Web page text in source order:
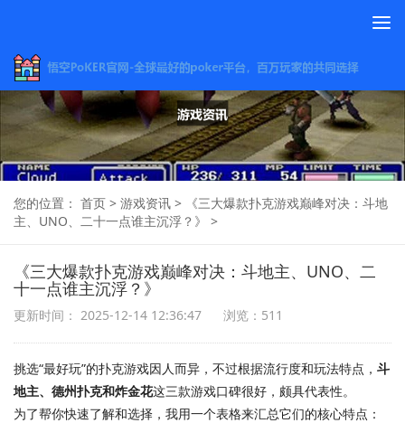
您的位置： 首页 > 游戏资讯 >
《三大爆款扑克游戏巅峰对决：斗地
主、UNO、二十一点谁主沉浮？》
>
《三大爆款扑克游戏巅峰对决：斗地主、UNO、二
十一点谁主沉浮？》
更新时间： 2025-12-14 12:36:47 浏览：511
挑选“最好玩”的扑克游戏因人而异，不过根据流行度和玩法特点， 斗
地主、德州扑克和炸金花这三款游戏口碑很好，颇具代表性。
为了帮你快速了解和选择，我用一个表格来汇总它们的核心特点：